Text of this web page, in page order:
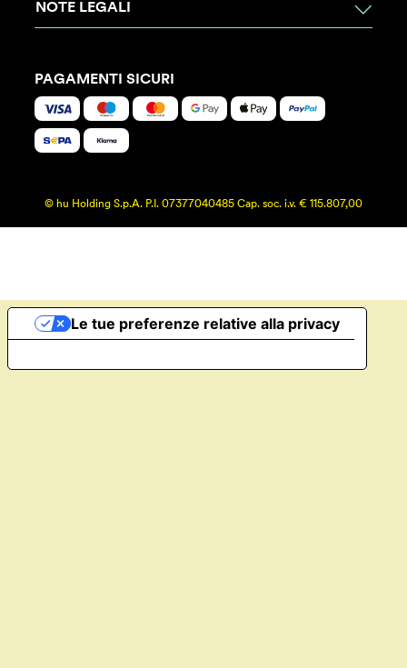
NOTE LEGALI
PAGAMENTI SICURI
© hu Holding S.p.A. P.I. 07377040485 Cap. soc. i.v. € 115.807,00
Le tue preferenze relative alla privacy